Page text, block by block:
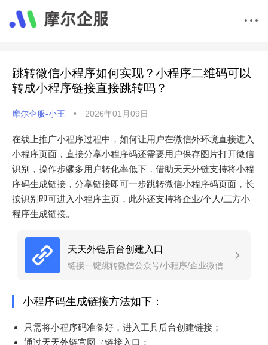
跳转微信小程序如何实现？小程序二维码可以
转成小程序链接直接跳转吗？
摩尔企服-小王 • 2026年01月09日
在线上推广小程序过程中，如何让用户在微信外环境直接进入
小程序页面，直接分享小程序码还需要用户保存图片打开微信
识别，操作步骤多用户转化率低下，借助天天外链支持将小程
序码生成链接，分享链接即可一步跳转微信小程序码页面，长
按识别即可进入小程序主页，此外还支持将企业/个人/三方小
程序生成链接。
天天外链后台创建入口
链接一键跳转微信公众号/小程序/企业微信
小程序码生成链接方法如下：
只需将小程序码准备好，进入工具后台创建链接；
通过天天外链官网（链接入口：